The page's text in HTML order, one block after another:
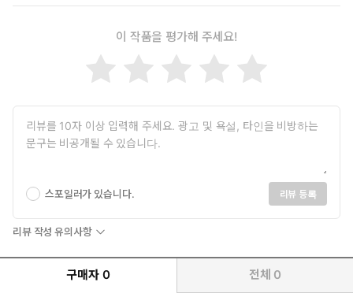
이 작품을 평가해 주세요!
스포일러가 있습니다. 리뷰 등록
리뷰 작성 유의사항
구매자 0 전체 0